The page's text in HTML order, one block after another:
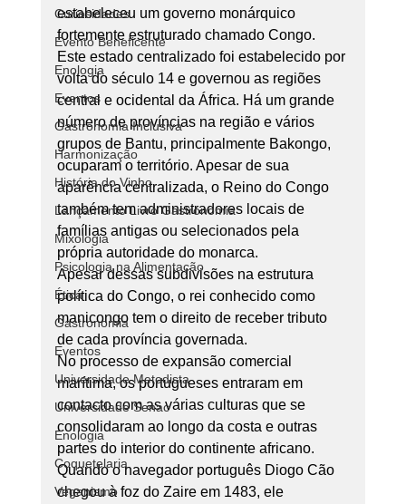
Curiosidades
Evento Beneficente
Enologia
Eventos
Gastronomia Inclusiva
Harmonização
História do Vinho
Lançamento Livro Gastronomia
Mixologia
Psicologia na Alimentação
Ética
Gastronomia
Eventos
Universidade Metodista
Universidade Senac
Enologia
Coquetelaria
Veganismo
estabeleceu um governo monárquico
fortemente estruturado chamado Congo.
Este estado centralizado foi estabelecido por
volta do século 14 e governou as regiões
central e ocidental da África. Há um grande
número de províncias na região e vários
grupos de Bantu, principalmente Bakongo,
ocuparam o território. Apesar de sua
aparência centralizada, o Reino do Congo
também tem administradores locais de
famílias antigas ou selecionados pela
própria autoridade do monarca.
Apesar dessas subdivisões na estrutura
política do Congo, o rei conhecido como
manicongo tem o direito de receber tributo
de cada província governada.
No processo de expansão comercial
marítima, os portugueses entraram em
contacto com as várias culturas que se
consolidaram ao longo da costa e outras
partes do interior do continente africano.
Quando o navegador português Diogo Cão
chegou à foz do Zaire em 1483, ele